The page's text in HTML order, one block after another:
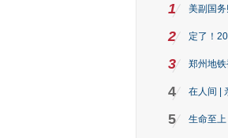
1 美副国
2 定了！
3 郑州地
4 在人间 |
5 生命至